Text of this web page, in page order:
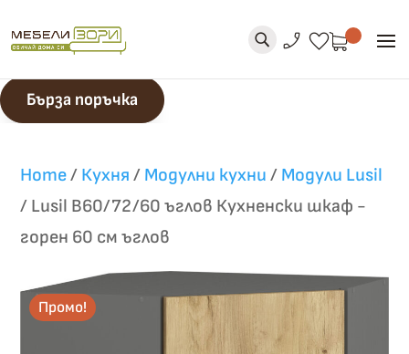
phone_enabled favorite
U
Бърза поръчка
Home/ Кухня / Модулни кухни / Модули Lusil
/ Lusil B60/72/60 ъглов Кухненски шкаф -
горен 60 см ъглов
Промо!